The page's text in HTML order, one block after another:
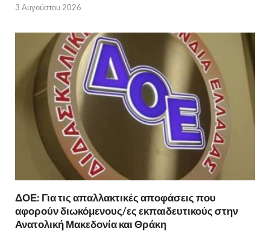
3 Αυγούστου 2026
ΔΟΕ: Για τις απαλλακτικές αποφάσεις που
αφορούν διωκόμενους/ες εκπαιδευτικούς στην
Ανατολική Μακεδονία και Θράκη